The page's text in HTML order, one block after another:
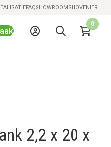
levering mogelijk
FAQSHOWROOMSHOVENIER
0
2,2 x 20 x